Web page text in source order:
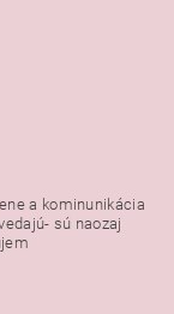
a kominunikácia
sú naozaj